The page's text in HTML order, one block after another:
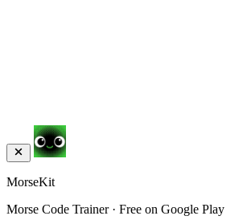
MorseKit
Morse Code Trainer · Free on Google Play